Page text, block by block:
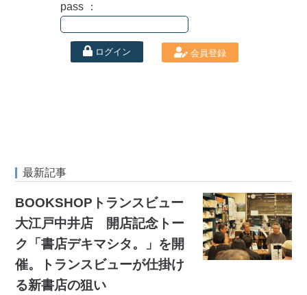
pass ：
ログイン 会員登録
最新記事
BOOKSHOPトランスビュー
大江戸中井店 開店記念トー
ク「書店デキマシタ。」を開
催。トランスビューが仕掛け
る新書店の狙い